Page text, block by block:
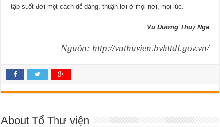
tập suốt đời một cách dễ dàng, thuận lợi ở mọi nơi, mọi lúc.
Vũ Dương Thúy Ngà
Nguồn: http://vuthuvien.bvhttdl.gov.vn/
About Tổ Thư viện